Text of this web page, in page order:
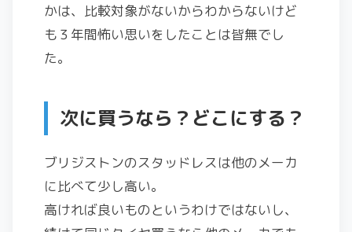
かは、比較対象がないからわからないけど
も３年間怖い思いをしたことは皆無でし
た。
次に買うなら？どこにする？
ブリジストンのスタッドレスは他のメーカ
に比べて少し高い。
高ければ良いものというわけではないし、